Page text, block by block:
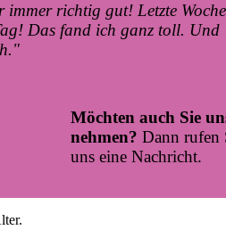
immer richtig gut! Letzte Woche
Das fand ich ganz toll. Und
Möchten auch Sie
nehmen? Dann rufen
uns eine Nachricht.